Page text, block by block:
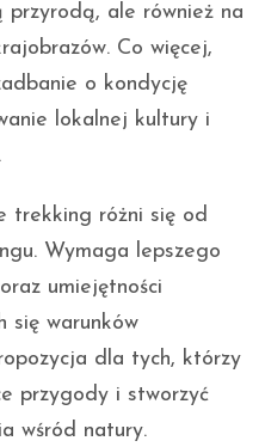
ale również na
Co więcej,
o kondycję
lokalnej kultury i
trekking różni się od
Wymaga lepszego
umiejętności
się warunków
dla tych, którzy
przygody i stworzyć
wśród natury.